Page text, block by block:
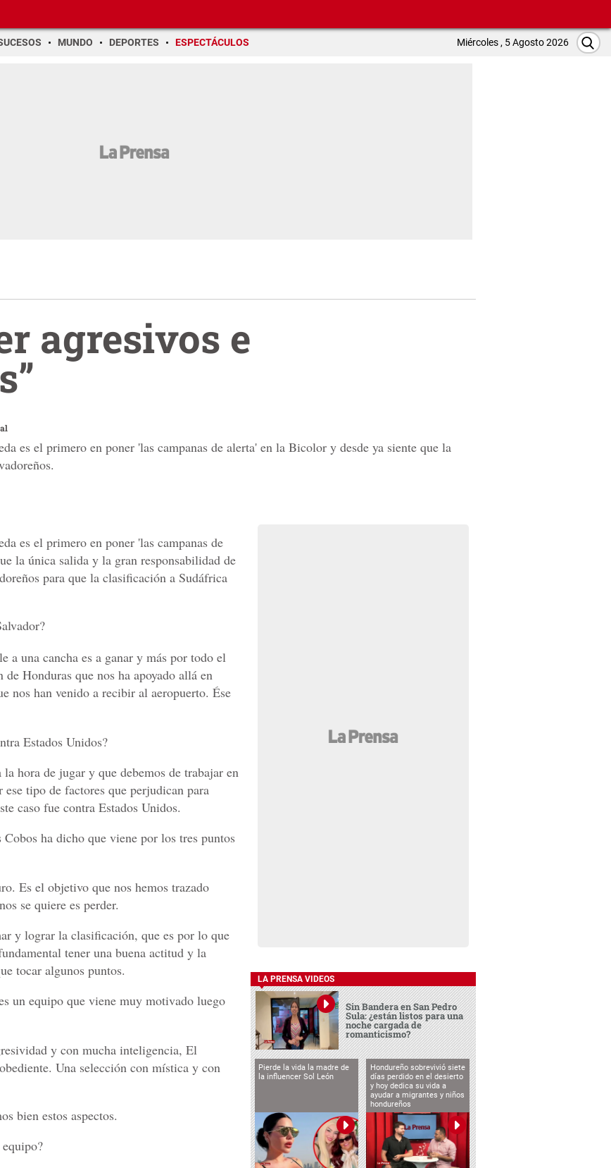
MUNDO DEPORTES ESPECTÁCULOS Miércoles , 5 Agosto 2026
agresivos e
es el primero en poner 'las campanas de alerta' en la Bicolor y desde ya siente que la
es el primero en poner 'las campanas de
la única salida y la gran responsabilidad de
para que la clasificación a Sudáfrica
a una cancha es a ganar y más por todo el
Honduras que nos ha apoyado allá en
nos han venido a recibir al aeropuerto. Ése
Estados Unidos?
hora de jugar y que debemos de trabajar en
tipo de factores que perjudican para
caso fue contra Estados Unidos.
ha dicho que viene por los tres puntos
Es el objetivo que nos hemos trazado
se quiere es perder.
y lograr la clasificación, que es por lo que
tener una buena actitud y la
tocar algunos puntos.
un equipo que viene muy motivado luego
y con mucha inteligencia, El
Una selección con mística y con
bien estos aspectos.
LA PRENSA VIDEOS
Sin Bandera en San Pedro
Sula: ¿están listos para una
noche cargada de
romanticismo?
Pierde la vida la madre de
la influencer Sol León
Hondureño sobrevivió siete
días perdido en el desierto
y hoy dedica su vida a
ayudar a migrantes y niños
hondureños